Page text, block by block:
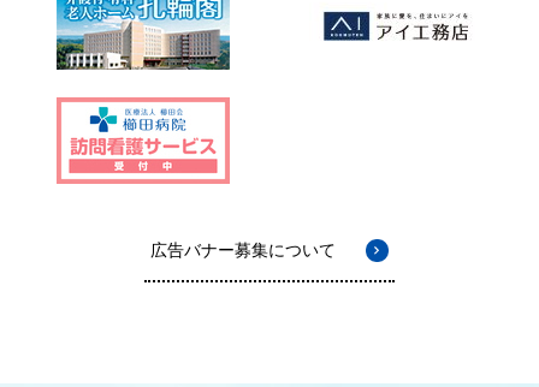
広告バナー募集について